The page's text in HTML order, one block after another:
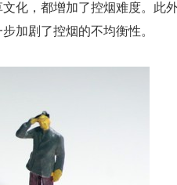
化，都增加了控烟难度。此
加剧了控烟的不均衡性。